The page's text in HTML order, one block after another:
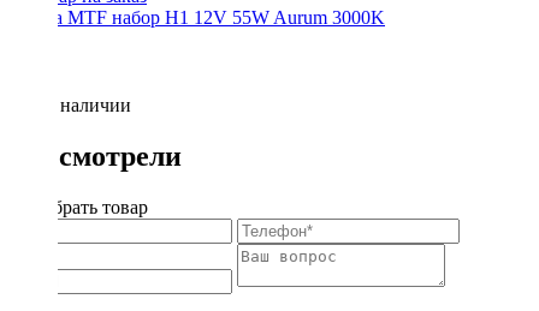
Лампа MTF набор H1 12V 55W Aurum 3000K
Нет в наличии
Вы смотрели
Подобрать товар